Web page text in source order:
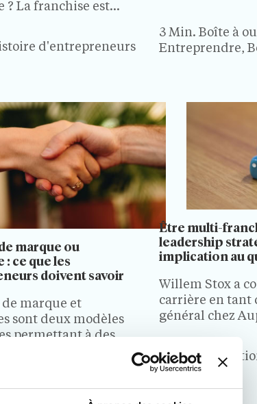
? La franchise est
votre propre patron en
sur l'expérience de
est…
d'entrepreneurs
les dispositifs
soutien. Primes,
avantageux,
3 Min. Boîte à
Entreprendre,
marque ou
: ce que les
doivent savoir
de marque et
sont deux modèles
permettant à des
bien des aspects. Cet
Modèle coopératif
Être multi-
leadership
implication au
Willem Stox a
carrière en tant
général chez
conduit vers le
franchise. En
7 Min.